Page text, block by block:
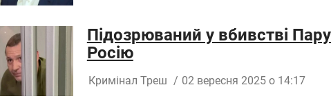
Підозрюваний у вбивстві
Росію
Кримінал Треш / 02 вересня 2025 о 14:17